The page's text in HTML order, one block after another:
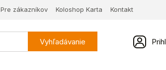
Pre zákazníkov Koloshop Karta Kontakt
Vyhľadávanie